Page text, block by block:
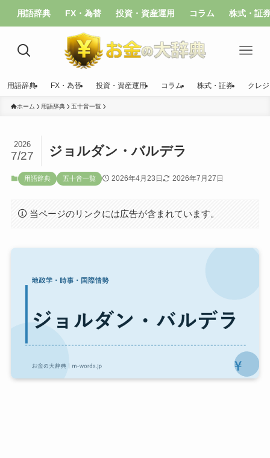
用語辞典 FX・為替 投資・資産運用 コラム 株式・証
用語辞典 FX・為替 投資・資産運用 コラム 株式・証券 クレ
ホーム 用語辞典 五十音一覧
ジョルダン・バルデラ
2026
7/27
用語辞典 五十音一覧 2026年4月23日 2026年7月27日
当ページのリンクには広告が含まれています。